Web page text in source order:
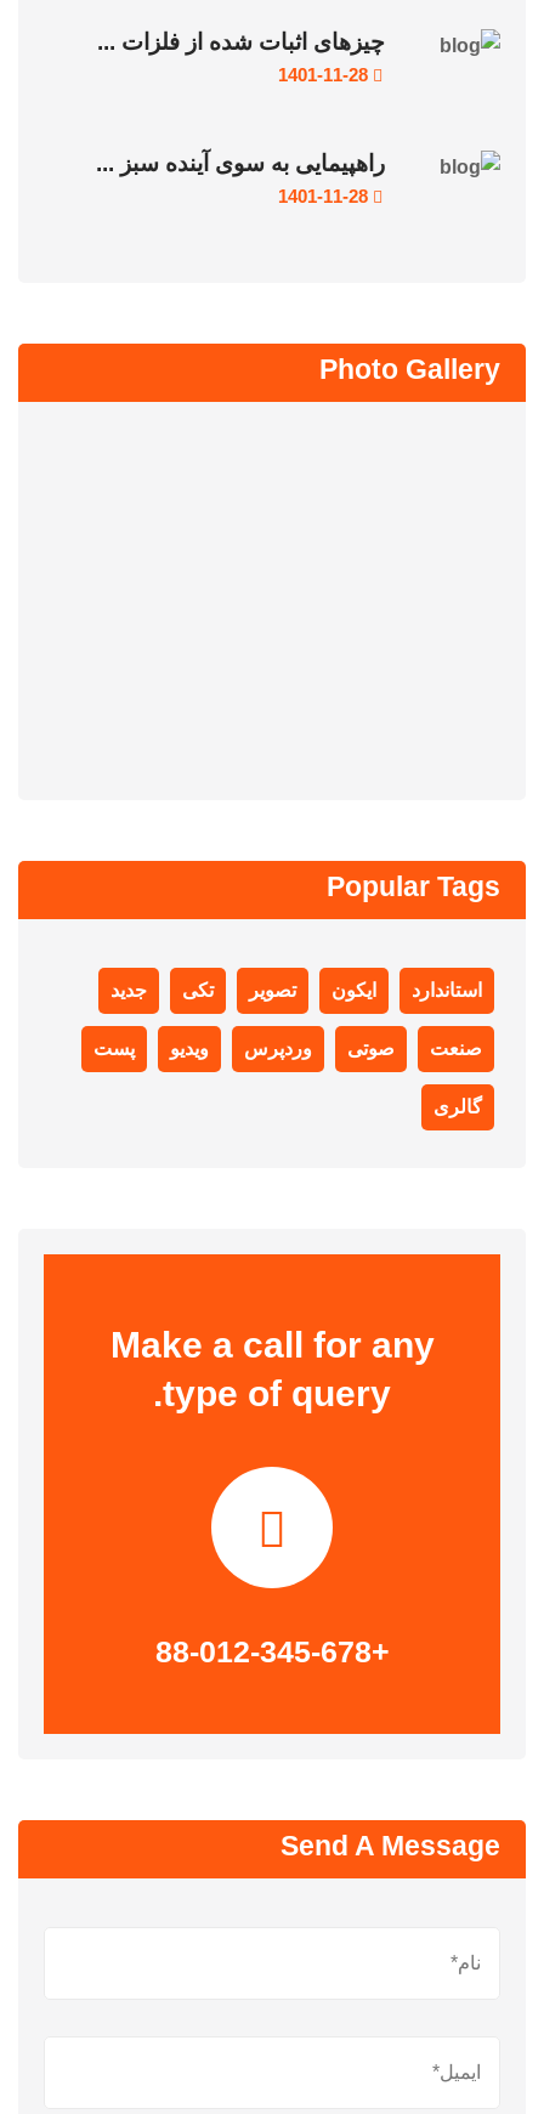
چیزهای اثبات شده از فلزات ...
1401-11-28
راهپیمایی به سوی آینده سبز ...
1401-11-28
Photo Gallery
Popular Tags
استاندارد ایکون تصویر تکی جدید
صنعت صوتی وردپرس ویدیو پست
گالری
Make a call for any
type of query.
+88-012-345-678
Send A Message